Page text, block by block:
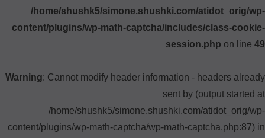
/home/shushk5/simone.shushki.com/atidot_orig/wp-
content/plugins/wp-math-captcha/includes/class-cookie-
session.php on line 49
Warning: Cannot modify header information - headers already
sent by (output started at
/home/shushk5/simone.shushki.com/atidot_orig/wp-
content/plugins/wp-math-captcha/wp-math-captcha.php:87) in